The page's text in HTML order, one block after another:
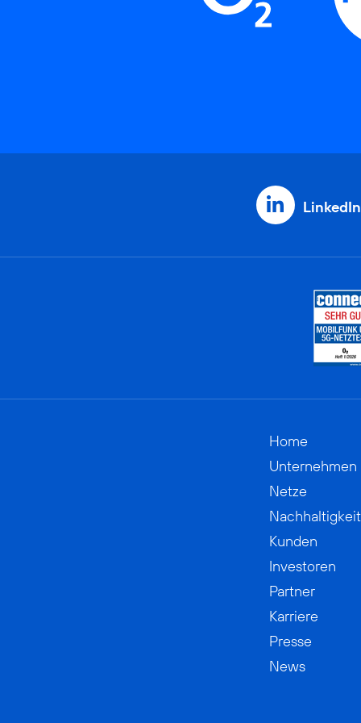
LinkedIn
Home
Unternehmen
Netze
Nachhaltigkeit
Kunden
Investoren
Partner
Karriere
Presse
News